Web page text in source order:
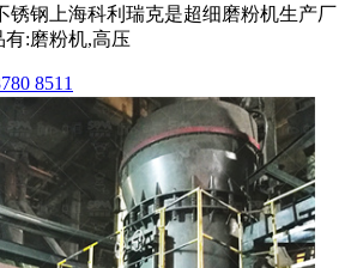
锈钢上海科利瑞克是超细磨粉机生产厂
:磨粉机,高压
8511